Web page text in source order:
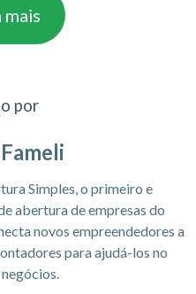
mais
por
Simples, o primeiro e
abertura de empresas do
novos empreendedores a
para ajudá-los no